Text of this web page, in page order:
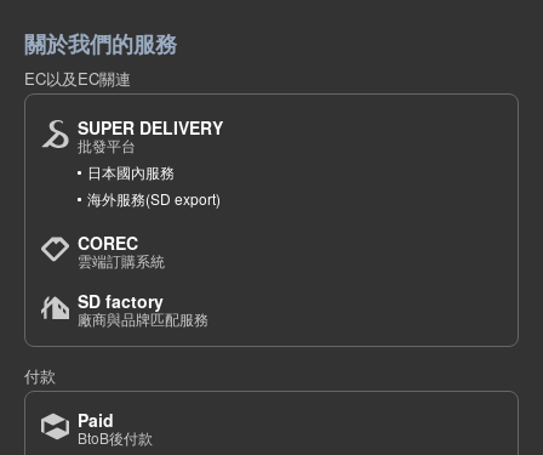
關於我們的服務
EC以及EC關連
SUPER DELIVERY
批發平台
日本國內服務
海外服務(SD export)
COREC
雲端訂購系統
SD factory
廠商與品牌匹配服務
付款
Paid
BtoB後付款